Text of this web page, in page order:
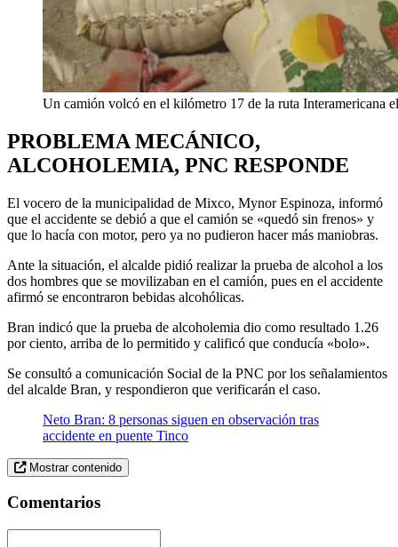
Un camión volcó en el kilómetro 17 de la ruta Interamericana
PROBLEMA MECÁNICO,
ALCOHOLEMIA, PNC RESPONDE
El vocero de la municipalidad de Mixco, Mynor Espinoza, informó
que el accidente se debió a que el camión se «quedó sin frenos» y
que lo hacía con motor, pero ya no pudieron hacer más maniobras.
Ante la situación, el alcalde pidió realizar la prueba de alcohol a los
dos hombres que se movilizaban en el camión, pues en el accidente
afirmó se encontraron bebidas alcohólicas.
Bran indicó que la prueba de alcoholemia dio como resultado 1.26
por ciento, arriba de lo permitido y calificó que conducía «bolo».
Se consultó a comunicación Social de la PNC por los señalamientos
del alcalde Bran, y respondieron que verificarán el caso.
Neto Bran: 8 personas siguen en observación tras
accidente en puente Tinco
Mostrar contenido
Comentarios